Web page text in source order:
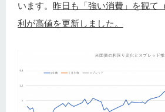
います。 昨日も「強い消費」を観て
利が高値を更新しました。